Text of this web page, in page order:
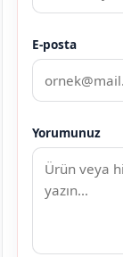
E-posta
Yorumunuz